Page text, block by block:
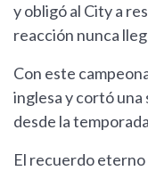
y obligó al City a
reacción nunca
Con este
inglesa y cortó
desde la
El recuerdo